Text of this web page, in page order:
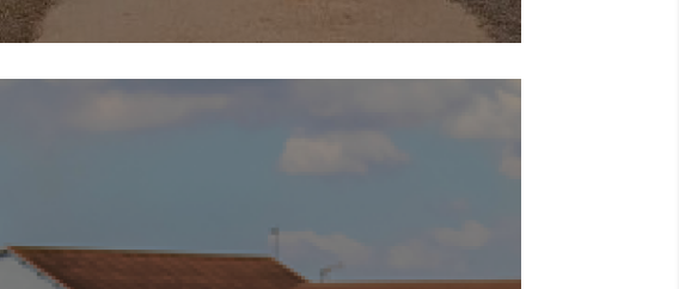
Torrevieja (Alicante)